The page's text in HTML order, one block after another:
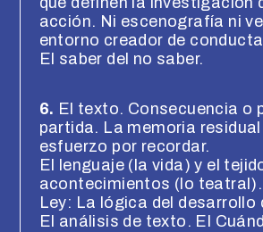
acción. Ni escenografía ni
entorno creador de
El saber del no saber.
6. El texto. Consecuencia o
partida. La memoria residual
esfuerzo por recordar.
El lenguaje (la vida) y el
acontecimientos (lo teatral).
Ley: La lógica del desarrollo
El análisis de texto. El